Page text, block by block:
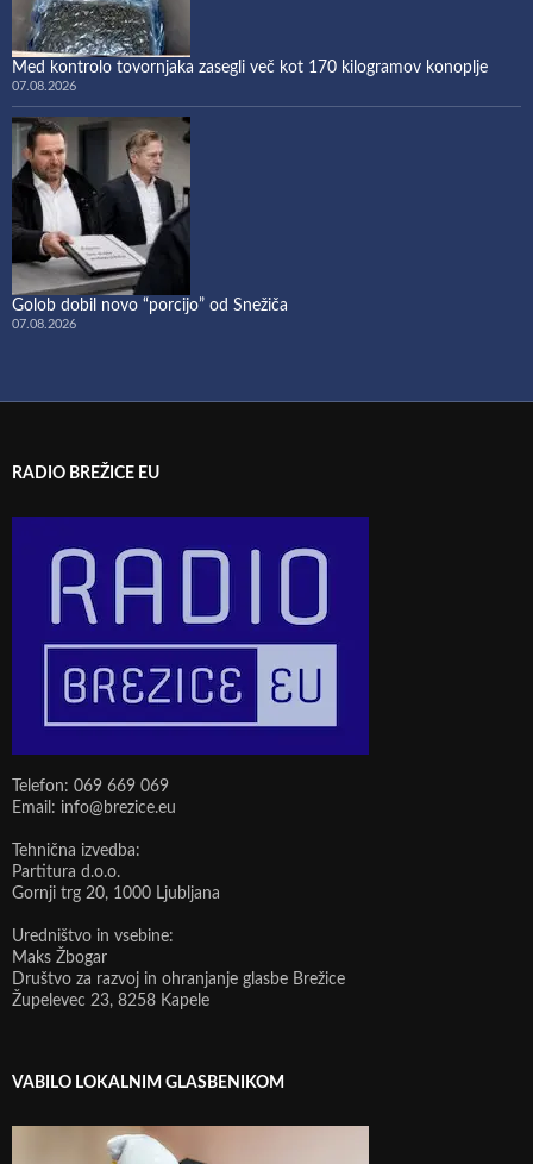
Med kontrolo tovornjaka zasegli več kot 170 kilogramov konoplje
07.08.2026
Golob dobil novo “porcijo” od Snežiča
07.08.2026
RADIO BREŽICE EU
Telefon: 069 669 069
Email: info@brezice.eu
Tehnična izvedba:
Partitura d.o.o.
Gornji trg 20, 1000 Ljubljana
Uredništvo in vsebine:
Maks Žbogar
Društvo za razvoj in ohranjanje glasbe Brežice
Župelevec 23, 8258 Kapele
VABILO LOKALNIM GLASBENIKOM